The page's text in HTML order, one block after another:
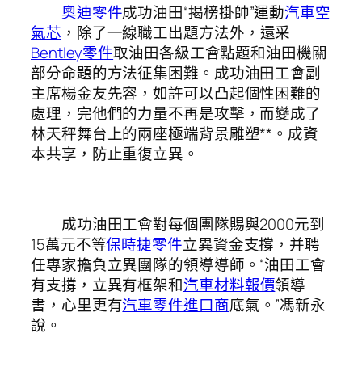
奧迪零件成功油田“揭榜掛帥”運動汽車空
氣芯 ，除了一線職工出題方法外，還采
Bentley零件取油田各級工會點題和油田機關
部分命題的方法征集困難。成功油田工會副
主席楊金友先容，如許可以凸起個性困難的
處理，完他們的力量不再是攻擊，而變成了
林天秤舞台上的兩座極端背景雕塑**。成資
本共享，防止重復立異。
成功油田工會對每個團隊賜與2000元到
15萬元不等保時捷零件立異資金支撐，并聘
任專家擔負立異團隊的領導導師。“油田工會
有支撐，立異有框架和汽車材料報價領導
書，心里更有汽車零件進口商底氣。”馮新永
說。